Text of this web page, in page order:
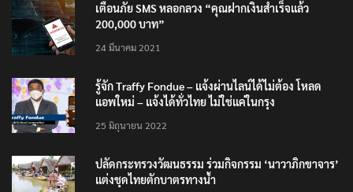
เตือนภัย SMS หลอกลวง “คุณฝากเงินสำเร็จแล้ว
200,000 บาท”
24 มีนาคม 2021
รู้จัก Traffy Fondue – แจ้งผ่านไลน์ได้ไม่ต้อง โหลด
แอพใหม่ – แจ้งได้ทั่วไทย ไม่ใช่แค่ในกรุง
25 มิถุนายน 2022
ปลัดกระทรวงวัฒนธรรม ร่วมกิจกรรม ‘นาวาภิกขาจาร’
แต่งชุดไทยตักบาตรทางน้ำ